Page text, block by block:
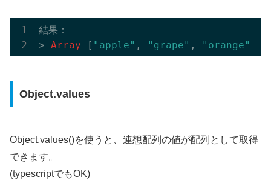
結果：
> Array [ "apple" , "grape" , "orange"
Object.values
Object.values()を使うと、連想配列の値が配列として取得
できます。
(typescriptでもOK)